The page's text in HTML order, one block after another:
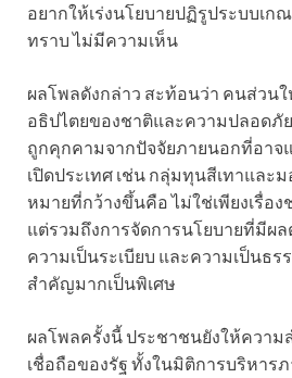
อยากให้เร่งนโยบายปฏิรูประบบเก
ทราบ ไม่มีความเห็น
ผลโพลดังกล่าว สะท้อนว่า คนส่วน
อธิปไตยของชาติและความปลอดภั
ถูกคุกคามจากปัจจัยภายนอกที่อาจ
เปิดประเทศ เช่น กลุ่มทุนสีเทาและ
หมายที่กว้างขึ้นคือ ไม่ใช่เพียงเรื่อ
แต่รวมถึงการจัดการนโยบายที่มีผ
ความเป็นระเบียบ และความเป็นธ
สำคัญมากเป็นพิเศษ
ผลโพลครั้งนี้ ประชาชนยังให้ควา
เชื่อถือของรัฐ ทั้งในมิติการบริหาร